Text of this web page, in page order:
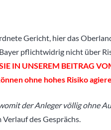
Gericht, hier das
pflichtwidrig nicht über
IN UNSEREM BEITRAG
ohne hohes Risiko
der Anleger völlig ohne
des Gesprächs.